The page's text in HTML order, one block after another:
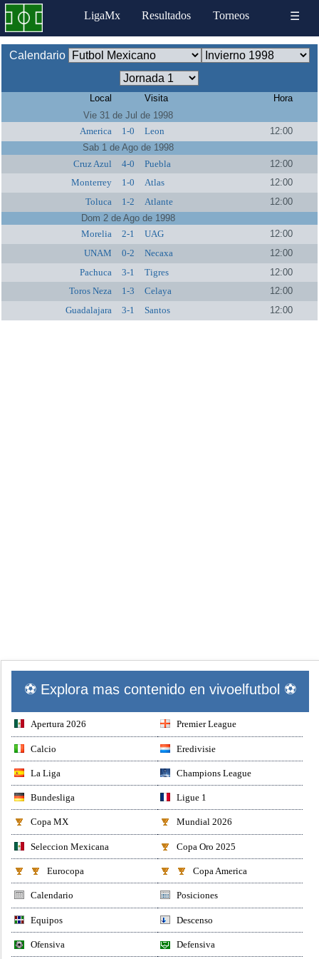
LigaMx Resultados Torneos ☰
Calendario
Local Visita
Hora
Vie 31 de Jul de 1998
America
1-0 Leon
12:00
Sab 1 de Ago de 1998
Cruz Azul
4-0 Puebla
12:00
Monterrey
1-0 Atlas
12:00
Toluca
1-2 Atlante
12:00
Dom 2 de Ago de 1998
Morelia
2-1 UAG
12:00
UNAM
0-2 Necaxa
12:00
Pachuca
3-1 Tigres
12:00
Toros Neza
1-3 Celaya
12:00
Guadalajara
3-1 Santos 12:00
⚽ Explora mas contenido en vivoelfutbol ⚽
Apertura 2026 Premier League
Calcio Eredivisie
La Liga Champions League
Bundesliga Ligue 1
Copa MX Mundial 2026
Seleccion Mexicana Copa Oro 2025
Eurocopa Copa America
Calendario Posiciones
Equipos Descenso
Ofensiva Defensiva